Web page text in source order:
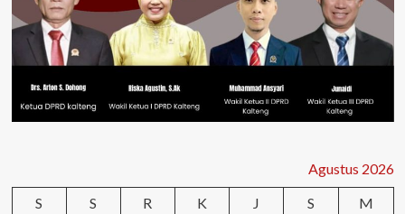
Agustus 2026
S
S R K J S
M